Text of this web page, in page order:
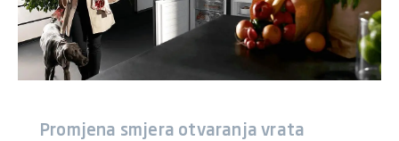
Promjena smjera otvaranja vrata